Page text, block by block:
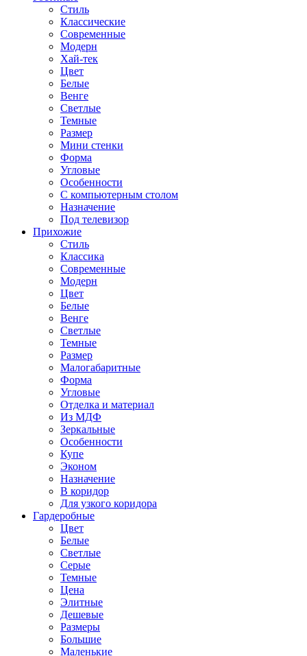
Стиль
Классические
Современные
Модерн
Хай-тек
Цвет
Белые
Венге
Светлые
Темные
Размер
Мини стенки
Форма
Угловые
Особенности
С компьютерным столом
Назначение
Под телевизор
Прихожие
Стиль
Классика
Современные
Модерн
Цвет
Белые
Венге
Светлые
Темные
Размер
Малогабаритные
Форма
Угловые
Отделка и материал
Из МДФ
Зеркальные
Особенности
Купе
Эконом
Назначение
В коридор
Для узкого коридора
Гардеробные
Цвет
Белые
Светлые
Серые
Темные
Цена
Элитные
Дешевые
Размеры
Большие
Маленькие